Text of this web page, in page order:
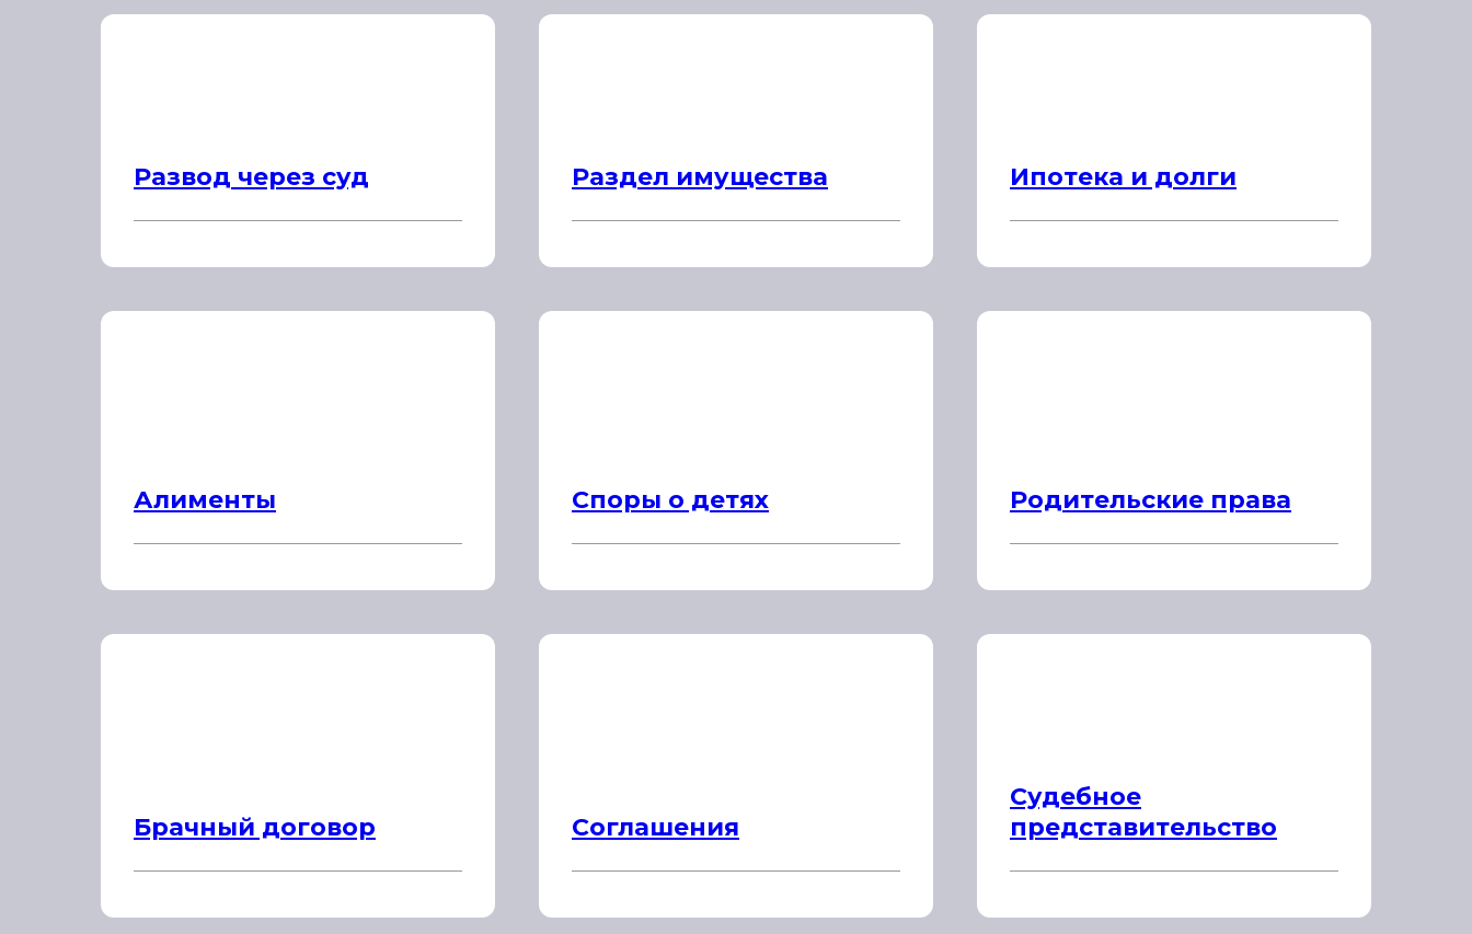
Развод через суд Раздел имущества Ипотека и долги
Алименты Споры о детях Родительские права
Брачный договор Соглашения
Судебное
представительство